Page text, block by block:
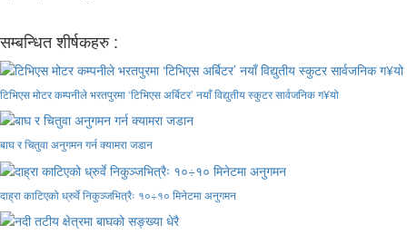
सम्बन्धित शीर्षकहरु :
टिभिएस मोटर कम्पनीले भरतपुरमा ‘टिभिएस अर्बिटर’ नयाँ विद्युतीय स्कुटर सार्वजनिक ग¥यो
बाघ र चितुवा अनुगमन गर्न क्यामरा जडान
दाह्रा काटिएको ध्रुर्वे निकुञ्जभित्रैः १०÷१० मिनेटमा अनुगमन